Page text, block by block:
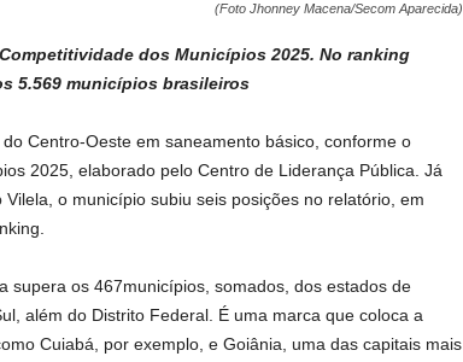
(Foto Jhonney Macena/Secom Aparecida)
dos Municípios 2025. No ranking
5.569 municípios brasileiros
Centro-Oeste em saneamento básico, conforme o
2025, elaborado pelo Centro de Liderança Pública. Já
o município subiu seis posições no relatório, em
supera os 467municípios, somados, dos estados de
além do Distrito Federal. É uma marca que coloca a
Cuiabá, por exemplo, e Goiânia, uma das capitais mais